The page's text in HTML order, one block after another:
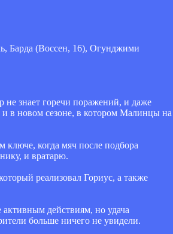
Барда (Воссен, 16), Огунджими
не знает горечи поражений, и даже
в новом сезоне, в котором Малинцы на
ключе, когда мяч после подбора
и вратарю.
реализовал Гориус, а также
действиям, но удача
больше ничего не увидели.